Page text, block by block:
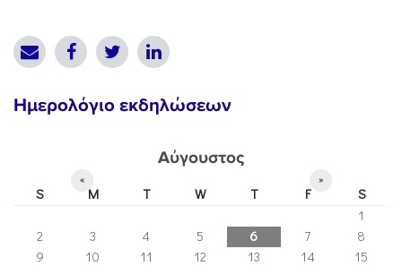
Ημερολόγιο εκδηλώσεων
Αύγουστος
« »
S M T W T F
S
1
2
3 4 5 6 7
8
9
10 11 12 13 14
15